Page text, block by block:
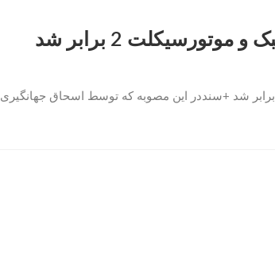
هزینه «معاینه فنی» خودروهای سبک و موتورسیکلت 2 برابر شد
هزینه «معاینه فنی» خودروهای سبک و موتورسیکلت 2 برابر شد +سنددر این مصوبه که توسط اسحاق جهانگیری